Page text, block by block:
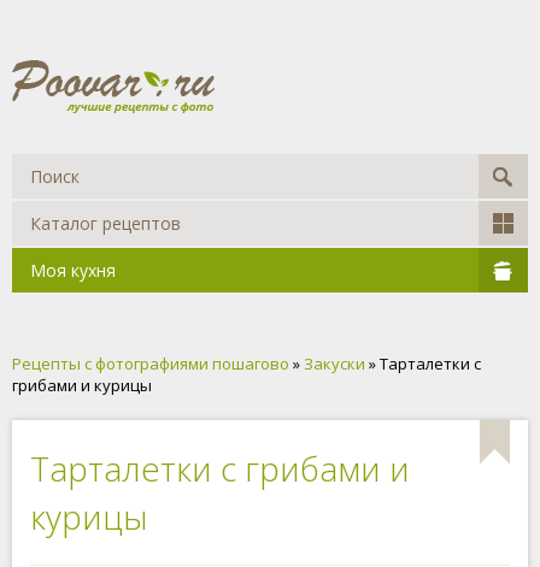
Каталог рецептов
Моя кухня
Рецепты с фотографиями пошагово » Закуски » Тарталетки с
грибами и курицы
Тарталетки с грибами и
курицы